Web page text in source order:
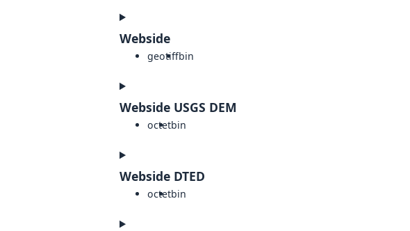
Webside
geotiffbin
Webside USGS DEM
octetbin
Webside DTED
octetbin